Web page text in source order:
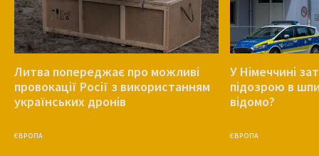
Литва попереджає про можливі
провокації Росії з використанням
українських дронів
ЄВРОПА
У Німеччині
підозрою в
відомо?
ЄВРОПА